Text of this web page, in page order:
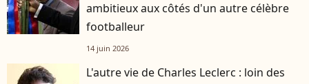
ambitieux aux côtés d'un autre célèbre
footballeur
14 juin 2026
L'autre vie de Charles Leclerc : loin des